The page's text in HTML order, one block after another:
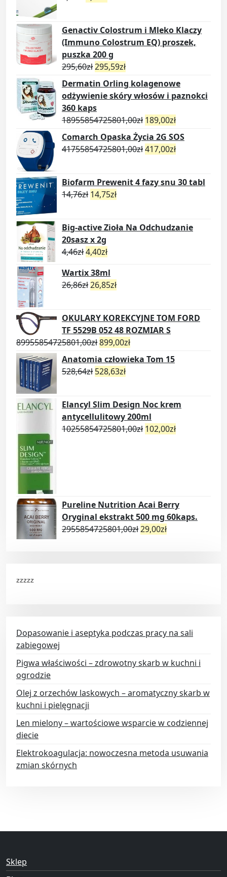
Genactiv Colostrum i Mleko Klaczy
(Immuno Colostrum EQ) proszek,
puszka 200 g
295,60zł295,59zł
Dermatin Orling kolagenowe
odżywienie skóry włosów i paznokci
360 kaps
18955854725801,00zł 189,00zł
Comarch Opaska Życia 2G SOS
41755854725801,00zł417,00zł
Biofarm Prewenit 4 fazy snu 30 tabl
14,76zł 14,75zł
Big-active Zioła Na Odchudzanie
20sasz x 2g
4,46zł4,40zł
Wartix 38ml
26,86zł26,85zł
OKULARY KOREKCYJNE TOM FORD
TF 5529B 052 48 ROZMIAR S
89955854725801,00zł899,00zł
Anatomia człowieka Tom 15
528,64zł 528,63zł
Elancyl Slim Design Noc krem
antycellulitowy 200ml
10255854725801,00zł 102,00zł
Pureline Nutrition Acai Berry
Oryginal ekstrakt 500 mg 60kaps.
2955854725801,00zł29,00zł
zzzzz
Dopasowanie i aseptyka podczas pracy na sali
zabiegowej
Pigwa właściwości – zdrowotny skarb w kuchni i
ogrodzie
Olej z orzechów laskowych – aromatyczny skarb w
kuchni i pielęgnacji
Len mielony – wartościowe wsparcie w codziennej
diecie
Elektrokoagulacja: nowoczesna metoda usuwania
zmian skórnych
Sklep